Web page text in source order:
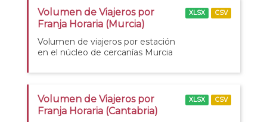
Volumen de Viajeros por
Franja Horaria (Murcia)
Volumen de viajeros por estación
en el núcleo de cercanías Murcia
XLSX CSV
Volumen de Viajeros por
Franja Horaria (Cantabria)
XLSX CSV